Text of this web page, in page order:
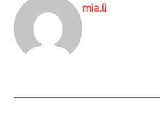
mia.li